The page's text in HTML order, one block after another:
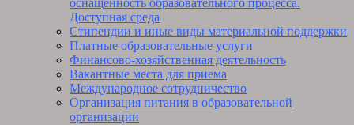
оснащенность образовательного процесса.
Доступная среда
Стипендии и иные виды материальной поддержки
Платные образовательные услуги
Финансово-хозяйственная деятельность
Вакантные места для приема
Международное сотрудничество
Организация питания в образовательной
организации